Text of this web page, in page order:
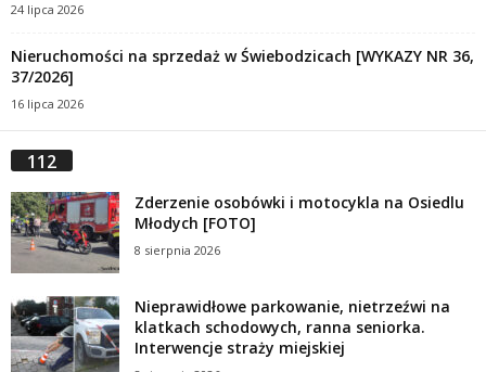
24 lipca 2026
Nieruchomości na sprzedaż w Świebodzicach [WYKAZY NR 36,
37/2026]
16 lipca 2026
112
Zderzenie osobówki i motocykla na Osiedlu
Młodych [FOTO]
8 sierpnia 2026
Nieprawidłowe parkowanie, nietrzeźwi na
klatkach schodowych, ranna seniorka.
Interwencje straży miejskiej